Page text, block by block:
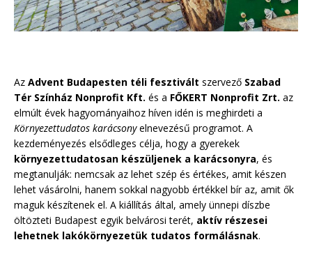
Az Advent Budapesten téli fesztivált szervező Szabad
Tér Színház Nonprofit Kft. és a FŐKERT Nonprofit Zrt. az
elmúlt évek hagyományaihoz híven idén is meghirdeti a
Környezettudatos karácsonyelnevezésű programot. A
kezdeményezés elsődleges célja, hogy a gyerekek
környezettudatosan készüljenek a karácsonyra, és
megtanulják: nemcsak az lehet szép és értékes, amit készen
lehet vásárolni, hanem sokkal nagyobb értékkel bír az, amit ők
maguk készítenek el. A kiállítás által, amely ünnepi díszbe
öltözteti Budapest egyik belvárosi terét, aktív részesei
lehetnek lakókörnyezetük tudatos formálásnak.